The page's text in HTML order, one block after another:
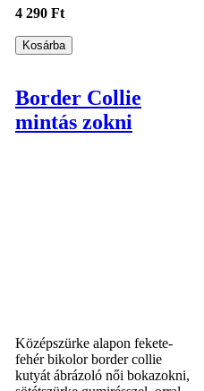
4 290 Ft
Border Collie
mintás zokni
Középszürke alapon fekete-
fehér bikolor border collie
kutyát ábrázoló női bokazokni,